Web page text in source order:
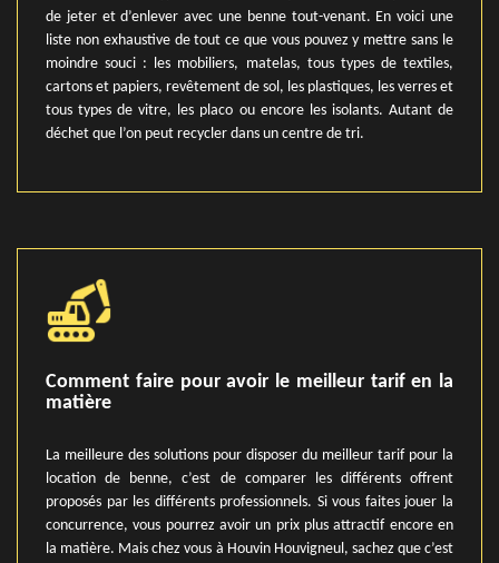
de jeter et d’enlever avec une benne tout-venant. En voici une
liste non exhaustive de tout ce que vous pouvez y mettre sans le
moindre souci : les mobiliers, matelas, tous types de textiles,
cartons et papiers, revêtement de sol, les plastiques, les verres et
tous types de vitre, les placo ou encore les isolants. Autant de
déchet que l’on peut recycler dans un centre de tri.
Comment faire pour avoir le meilleur tarif en la
matière
La meilleure des solutions pour disposer du meilleur tarif pour la
location de benne, c’est de comparer les différents offrent
proposés par les différents professionnels. Si vous faites jouer la
concurrence, vous pourrez avoir un prix plus attractif encore en
la matière. Mais chez vous à Houvin Houvigneul, sachez que c’est